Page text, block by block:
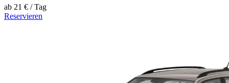
ab 21 € / Tag
Reservieren